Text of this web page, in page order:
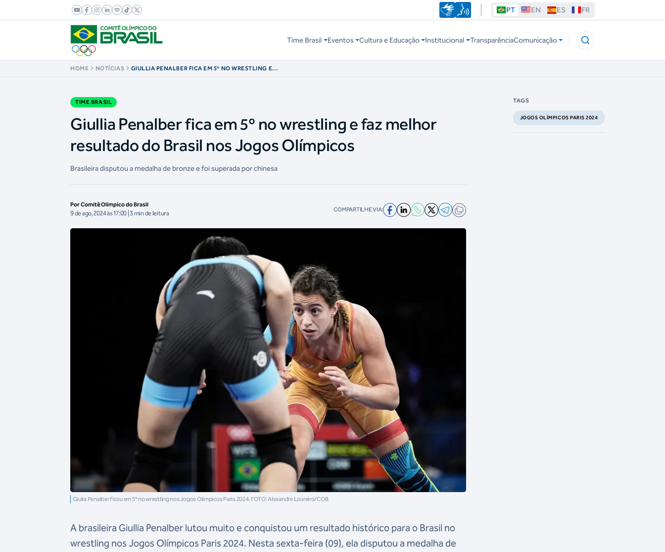
PT EN ES FR
Time Brasil Eventos Cultura e Educação Institucional TransparênciaComunicação
HOME NOTÍCIAS
GIULLIA PENALBER FICA EM 5º NO WRESTLING E
TIME BRASIL
Giullia Penalber fica em 5º no wrestling e faz melhor
resultado do Brasil nos Jogos Olímpicos
Brasileira disputou a medalha de bronze e foi superada por chinesa
Por Comitê Olímpico do Brasil
9 de ago, 2024 às 17:00 | 3 min de leitura COMPARTILHE VIA:
Giulia Penalber ficou em 5º no wrestling nos Jogos Olímpicos Paris 2024. FOTO: Alexandre Loureiro/COB
A brasileira Giullia Penalber lutou muito e conquistou um resultado histórico para o Brasil no
wrestling nos Jogos Olímpicos Paris 2024. Nesta sexta-feira (09), ela disputou a medalha de
TAGS
JOGOS OLÍMPICOS PARIS 2024